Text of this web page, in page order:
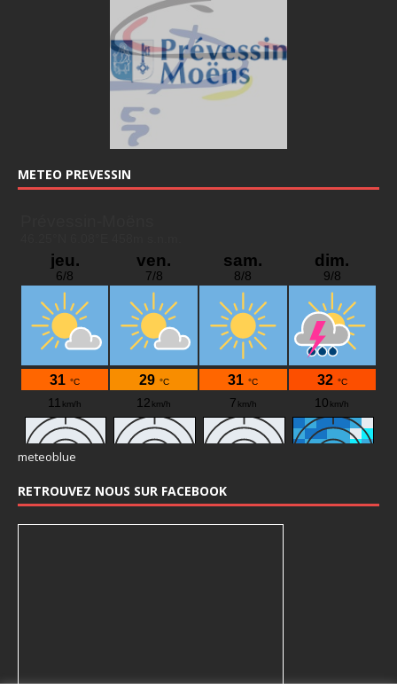
METEO PREVESSIN
meteoblue
RETROUVEZ NOUS SUR FACEBOOK